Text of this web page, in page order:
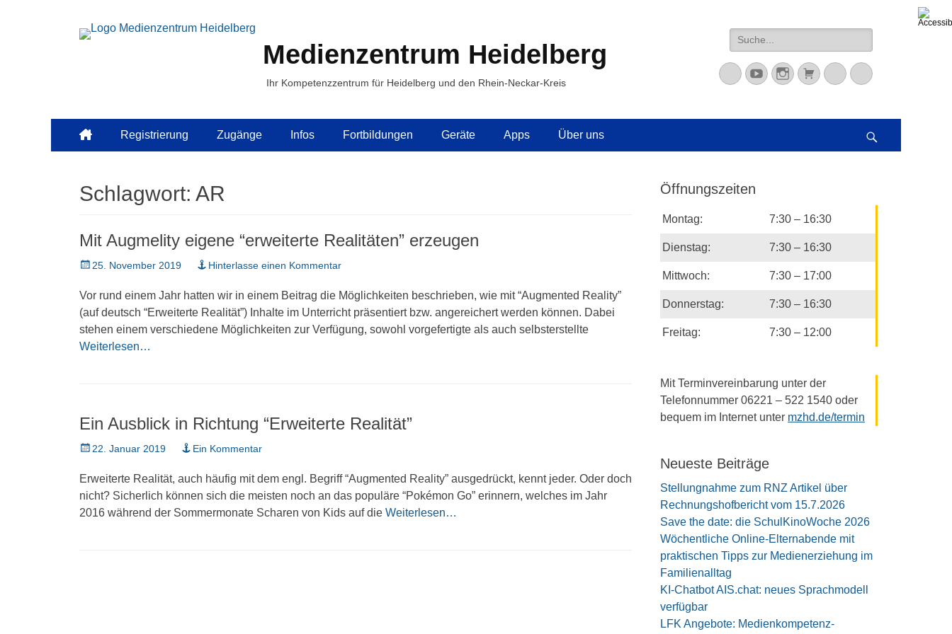
Medienzentrum Heidelberg
Ihr Kompetenzzentrum für Heidelberg und den Rhein-Neckar-Kreis
Suche
nach:
Mastodon
YouTubeInstagramWarenkorb
CloudPeertube
Primäres
Menü
Zum
Inhalt
Registrierung Zugänge Infos Fortbildungen Geräte Apps Über uns
Schlagwort: AR
Mit Augmelity eigene “erweiterte Realitäten” erzeugen
Veröffentlicht
25. November 2019 Hinterlasse einen Kommentar
Vor rund einem Jahr hatten wir in einem Beitrag die Möglichkeiten beschrieben, wie mit “Augmented Reality”
(auf deutsch “Erweiterte Realität”) Inhalte im Unterricht präsentiert bzw. angereichert werden können. Dabei
stehen einem verschiedene Möglichkeiten zur Verfügung, sowohl vorgefertigte als auch selbsterstellte
Weiterlesen…
Ein Ausblick in Richtung “Erweiterte Realität”
Veröffentlicht
22. Januar 2019 Ein Kommentar
Erweiterte Realität, auch häufig mit dem engl. Begriff “Augmented Reality” ausgedrückt, kennt jeder. Oder doch
nicht? Sicherlich können sich die meisten noch an das populäre “Pokémon Go” erinnern, welches im Jahr
2016 während der Sommermonate Scharen von Kids auf die Weiterlesen…
Öffnungszeiten
Montag: 7:30 – 16:30
Dienstag: 7:30 – 16:30
Mittwoch: 7:30 – 17:00
Donnerstag: 7:30 – 16:30
Freitag: 7:30 – 12:00
Mit Terminvereinbarung unter der
Telefonnummer 06221 – 522 1540 oder
bequem im Internet unter mzhd.de/termin
Neueste Beiträge
Stellungnahme zum RNZ Artikel über
Rechnungshofbericht vom 15.7.2026
Save the date: die SchulKinoWoche 2026
Wöchentliche Online-Elternabende mit
praktischen Tipps zur Medienerziehung im
Familienalltag
KI-Chatbot AIS.chat: neues Sprachmodell
verfügbar
LFK Angebote: Medienkompetenz-